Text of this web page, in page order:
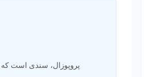
پروپوزال، سندی است